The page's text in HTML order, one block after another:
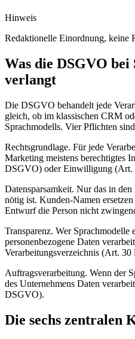
Hinweis
Redaktionelle Einordnung, keine
Was die DSGVO bei
verlangt
Die DSGVO behandelt jede
gleich, ob im klassischen CRM
Sprachmodells. Vier Pflichten
Rechtsgrundlage. Für jede
Marketing meistens berechtigtes
DSGVO) oder Einwilligung (Art.
Datensparsamkeit. Nur das in
nötig ist. Kunden-Namen
Entwurf die Person nicht
Transparenz. Wer Sprachmodelle
personenbezogene Daten
Verarbeitungs­verzeichnis (Art.
Auftragsverarbeitung. Wenn der
des Unternehmens Daten
DSGVO).
Die sechs zentralen